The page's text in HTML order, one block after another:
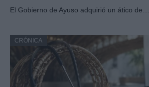
El Gobierno de Ayuso adquirió un ático de…
CRÓNICA